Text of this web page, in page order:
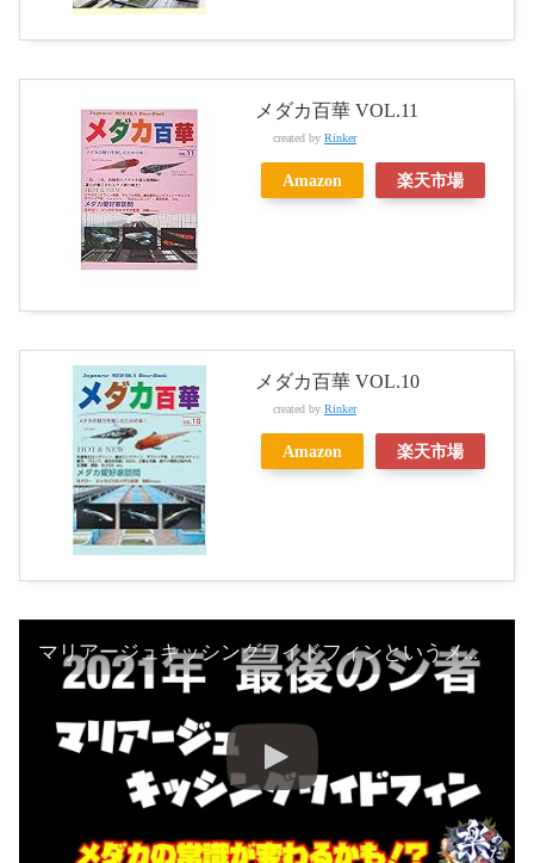
メダカ百華 VOL.11
created by Rinker
Amazon 楽天市場
メダカ百華 VOL.10
created by Rinker
Amazon 楽天市場
マリアージュキッシングワイドフィンというメダカとは？@楽めだか【rakumedaka】aquarium ch